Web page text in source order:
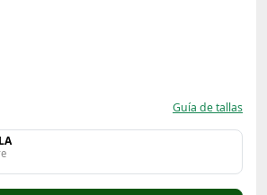
Guía de tallas